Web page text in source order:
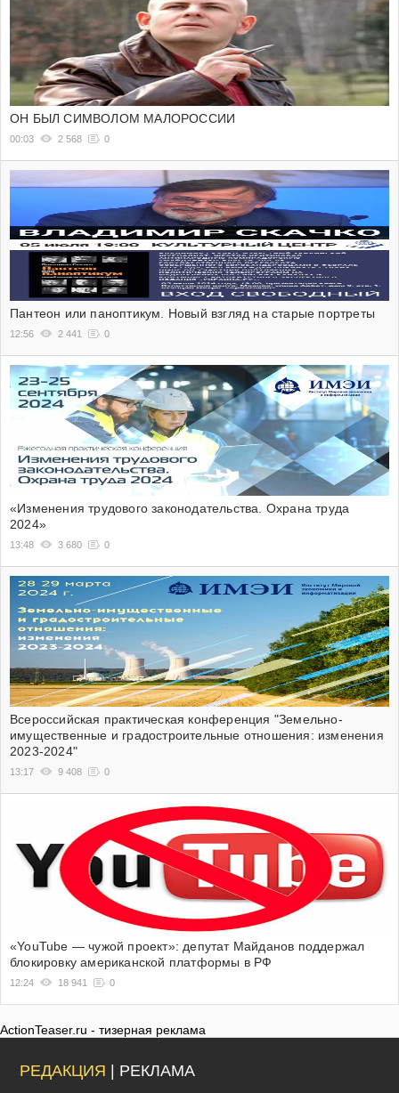
ОН БЫЛ СИМВОЛОМ МАЛОРОССИИ
00:03 2 568 0
Пантеон или паноптикум. Новый взгляд на старые портреты
12:56 2 441 0
«Изменения трудового законодательства. Охрана труда
2024»
13:48 3 680 0
Всероссийская практическая конференция "Земельно-
имущественные и градостроительные отношения: изменения
2023-2024"
13:17 9 408 0
«YouTube — чужой проект»: депутат Майданов поддержал
блокировку американской платформы в РФ
12:24 18 941 0
ActionTeaser.ru - тизерная реклама
РЕДАКЦИЯ | РЕКЛАМА